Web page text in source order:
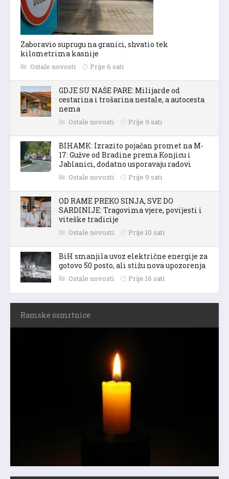
Zaboravio suprugu na granici, shvatio tek
kilometrima kasnije
Ostale novosti Prije 6 sati
GDJE SU NAŠE PARE: Milijarde od
cestarina i trošarina nestale, a autocesta
nema
Ostale novosti Prije 9 sati
BIHAMK: Izrazito pojačan promet na M-
17: Gužve od Bradine prema Konjicu i
Jablanici, dodatno usporavaju radovi
Ostale novosti Prije 9 sati
OD RAME PREKO SINJA, SVE DO
SARDINIJE: Tragovima vjere, povijesti i
viteške tradicije
Ostale novosti Prije 10 sati
BiH smanjila uvoz električne energije za
gotovo 50 posto, ali stižu nova upozorenja
Ostale novosti Prije 16 sati
Ramske osmrtnice